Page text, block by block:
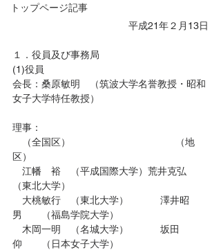
トップページ記事
平成21年２月13日
１．役員及び事務局
(1)役員
会長：桑原敏明　（筑波大学名誉教授・昭和
女子大学特任教授）
理事：
（全国区）                                      （地
区）
江幡　裕　（平成国際大学）荒井克弘
（東北大学）
大桃敏行　（東北大学）	　澤井昭
男　　（福島学院大学）
木岡一明　（名城大学）	　坂田
仰　　（日本女子大学）